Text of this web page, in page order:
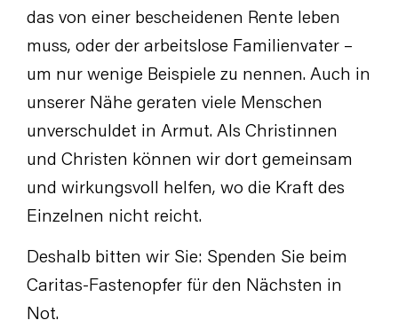
das von einer bescheidenen Rente leben
muss, oder der arbeitslose Familienvater –
um nur wenige Beispiele zu nennen. Auch in
unserer Nähe geraten viele Menschen
unverschuldet in Armut. Als Christinnen
und Christen können wir dort gemeinsam
und wirkungsvoll helfen, wo die Kraft des
Einzelnen nicht reicht.
Deshalb bitten wir Sie: Spenden Sie beim
Caritas-Fastenopfer für den Nächsten in
Not.